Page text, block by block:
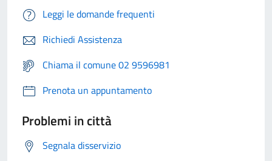
Leggi le domande frequenti
Richiedi Assistenza
Chiama il comune 02 9596981
Prenota un appuntamento
Problemi in città
Segnala disservizio